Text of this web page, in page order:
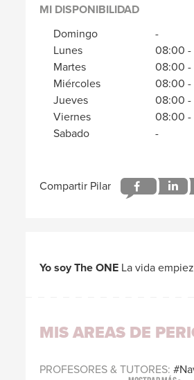
MI DISPONIBILIDAD
Domingo
-
Lunes
08:00 -
Martes
08:00 -
Miércoles
08:00 -
Jueves
08:00 -
Viernes
08:00 -
Sabado
-
Yo soy The ONE La vida
MIS AREAS DE
PROFESORES & TUTORES